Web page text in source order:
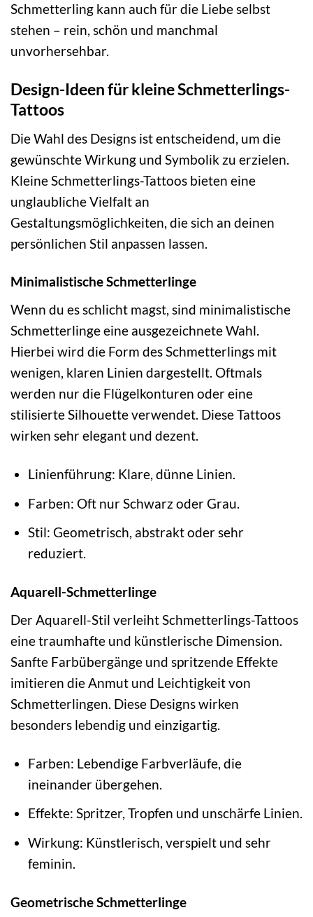
Schmetterling kann auch für die Liebe selbst
stehen – rein, schön und manchmal
unvorhersehbar.
Design-Ideen für kleine Schmetterlings-
Tattoos
Die Wahl des Designs ist entscheidend, um die
gewünschte Wirkung und Symbolik zu erzielen.
Kleine Schmetterlings-Tattoos bieten eine
unglaubliche Vielfalt an
Gestaltungsmöglichkeiten, die sich an deinen
persönlichen Stil anpassen lassen.
Minimalistische Schmetterlinge
Wenn du es schlicht magst, sind minimalistische
Schmetterlinge eine ausgezeichnete Wahl.
Hierbei wird die Form des Schmetterlings mit
wenigen, klaren Linien dargestellt. Oftmals
werden nur die Flügelkonturen oder eine
stilisierte Silhouette verwendet. Diese Tattoos
wirken sehr elegant und dezent.
Linienführung: Klare, dünne Linien.
Farben: Oft nur Schwarz oder Grau.
Stil: Geometrisch, abstrakt oder sehr
reduziert.
Aquarell-Schmetterlinge
Der Aquarell-Stil verleiht Schmetterlings-Tattoos
eine traumhafte und künstlerische Dimension.
Sanfte Farbübergänge und spritzende Effekte
imitieren die Anmut und Leichtigkeit von
Schmetterlingen. Diese Designs wirken
besonders lebendig und einzigartig.
Farben: Lebendige Farbverläufe, die
ineinander übergehen.
Effekte: Spritzer, Tropfen und unschärfe Linien.
Wirkung: Künstlerisch, verspielt und sehr
feminin.
Geometrische Schmetterlinge